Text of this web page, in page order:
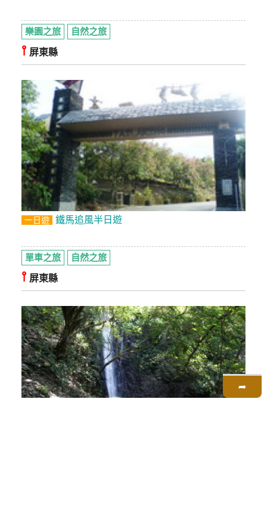
樂園之旅 自然之旅
⫯ 屏東縣
一日遊 鐵馬追風半日遊
單車之旅 自然之旅
⫯ 屏東縣
➦